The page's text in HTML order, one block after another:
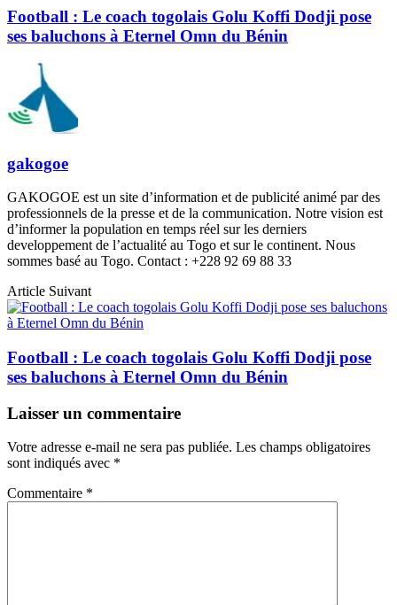
Football : Le coach togolais Golu Koffi Dodji pose
ses baluchons à Eternel Omn du Bénin
gakogoe
GAKOGOE est un site d’information et de publicité animé par des
professionnels de la presse et de la communication. Notre vision est
d’informer la population en temps réel sur les derniers
developpement de l’actualité au Togo et sur le continent. Nous
sommes basé au Togo. Contact : +228 92 69 88 33
Article Suivant
Football : Le coach togolais Golu Koffi Dodji pose
ses baluchons à Eternel Omn du Bénin
Laisser un commentaire
Votre adresse e-mail ne sera pas publiée. Les champs obligatoires
sont indiqués avec *
Commentaire *